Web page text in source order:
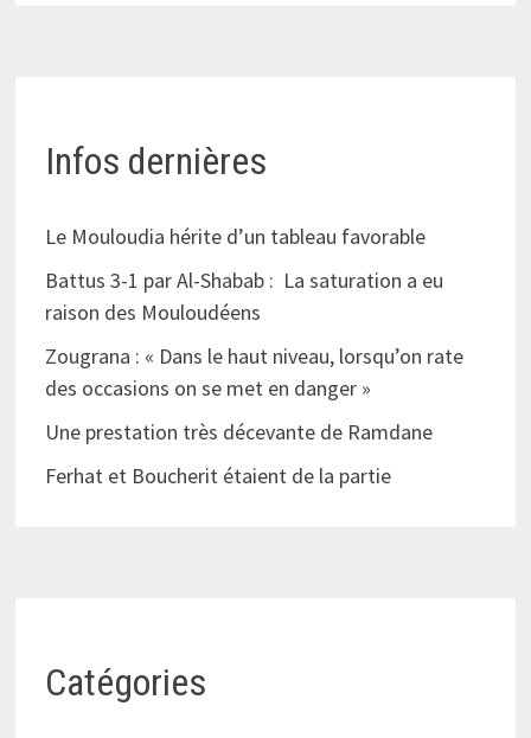
Infos dernières
Le Mouloudia hérite d’un tableau favorable
Battus 3-1 par Al-Shabab : La saturation a eu
raison des Mouloudéens
Zougrana : « Dans le haut niveau, lorsqu’on rate
des occasions on se met en danger »
Une prestation très décevante de Ramdane
Ferhat et Boucherit étaient de la partie
Catégories